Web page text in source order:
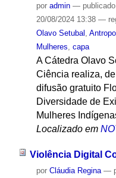
por admin — publicado
20/08/2024 13:38 —
Olavo Setubal
Mulheres capa
A Cátedra Olavo
Ciência realiza,
difusão gratuito
Diversidade de
Mulheres
Localizado em
Violência Digital
por Cláudia Regina —